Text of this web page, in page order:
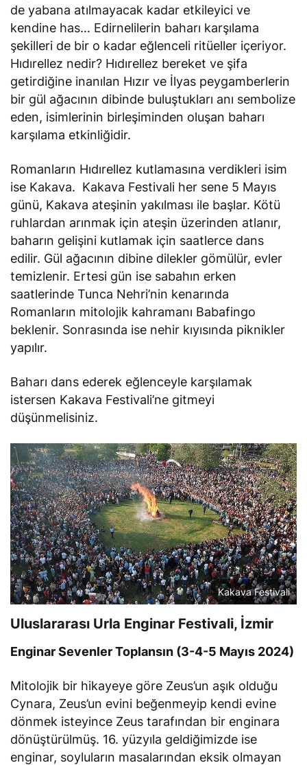
de yabana atılmayacak kadar etkileyici ve
kendine has… Edirnelilerin baharı karşılama
şekilleri de bir o kadar eğlenceli ritüeller içeriyor.
Hıdırellez nedir? Hıdırellez bereket ve şifa
getirdiğine inanılan Hızır ve İlyas peygamberlerin
bir gül ağacının dibinde buluştukları anı sembolize
eden, isimlerinin birleşiminden oluşan baharı
karşılama etkinliğidir.
Romanların Hıdırellez kutlamasına verdikleri isim
ise Kakava. Kakava Festivali her sene 5 Mayıs
günü, Kakava ateşinin yakılması ile başlar. Kötü
ruhlardan arınmak için ateşin üzerinden atlanır,
baharın gelişini kutlamak için saatlerce dans
edilir. Gül ağacının dibine dilekler gömülür, evler
temizlenir. Ertesi gün ise sabahın erken
saatlerinde Tunca Nehri’nin kenarında
Romanların mitolojik kahramanı Babafingo
beklenir. Sonrasında ise nehir kıyısında piknikler
yapılır.
Baharı dans ederek eğlenceyle karşılamak
istersen Kakava Festivali’ne gitmeyi
düşünmelisiniz.
Kakava Festivali
Uluslararası Urla Enginar Festivali, İzmir
Enginar Sevenler Toplansın (3-4-5 Mayıs 2024)
Mitolojik bir hikayeye göre Zeus’un aşık olduğu
Cynara, Zeus’un evini beğenmeyip kendi evine
dönmek isteyince Zeus tarafından bir enginara
dönüştürülmüş. 16. yüzyıla geldiğimizde ise
enginar, soyluların masalarından eksik olmayan